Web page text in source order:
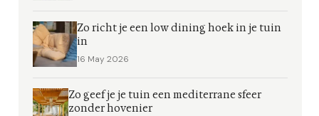
Zo richt je een low dining hoek in je tuin
in
16 May 2026
Zo geef je je tuin een mediterrane sfeer
zonder hovenier